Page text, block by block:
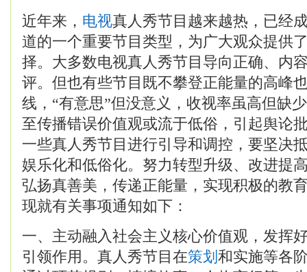
近年来， 电视真人秀节目越来越热，已经
道的一个重要节目类型，为广大观众提供
择。大多数电视真人秀节目导向正确、内
评。但也有些节目既不攀登正能量的高峰
线，“有意思”但没意义，收视率虽高但缺
至传播错误价值观或流于低俗，引起舆论
一些真人秀节目进行引导和调控，要坚决
娱乐化和低俗化。努力转型升级、改进提
弘扬真善美，传递正能量，实现积极的教
现就有关事项通知如下：
一、主动融入社会主义核心价值观，发挥
引领作用。真人秀节目在策划 和实施等各